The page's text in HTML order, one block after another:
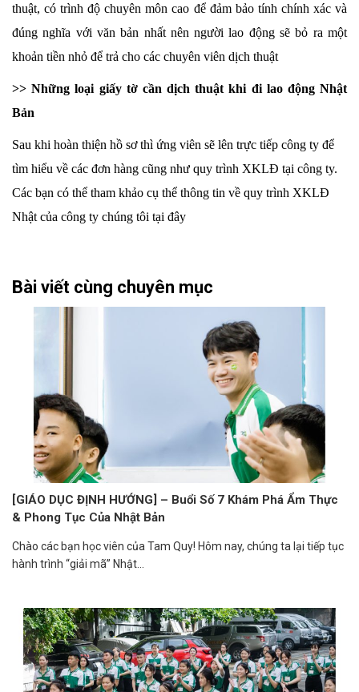
thuật, có trình độ chuyên môn cao để đảm bảo tính chính xác và
đúng nghĩa với văn bản nhất nên người lao động sẽ bỏ ra một
khoản tiền nhỏ để trả cho các chuyên viên dịch thuật
>> Những loại giấy tờ cần dịch thuật khi đi lao động Nhật
Bản
Sau khi hoàn thiện hồ sơ thì ứng viên sẽ lên trực tiếp công ty để
tìm hiểu về các đơn hàng cũng như quy trình XKLĐ tại công ty.
Các bạn có thể tham khảo cụ thể thông tin về quy trình XKLĐ
Nhật của công ty chúng tôi tại đây
Bài viết cùng chuyên mục
[GIÁO DỤC ĐỊNH HƯỚNG] – Buổi Số 7 Khám Phá Ẩm Thực
& Phong Tục Của Nhật Bản
Chào các bạn học viên của Tam Quy! Hôm nay, chúng ta lại tiếp tục
hành trình “giải mã” Nhật...